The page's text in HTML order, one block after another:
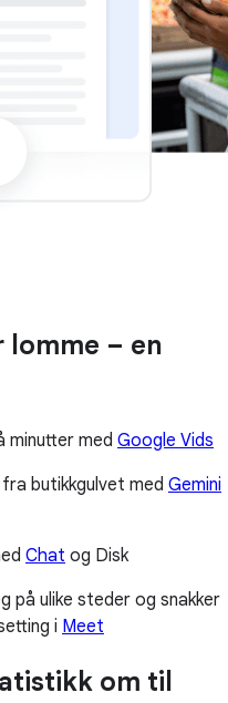
lomme – en
minutter med Google Vids
butikkgulvet med Gemini
Chat og Disk
på ulike steder og snakker
i Meet
om til